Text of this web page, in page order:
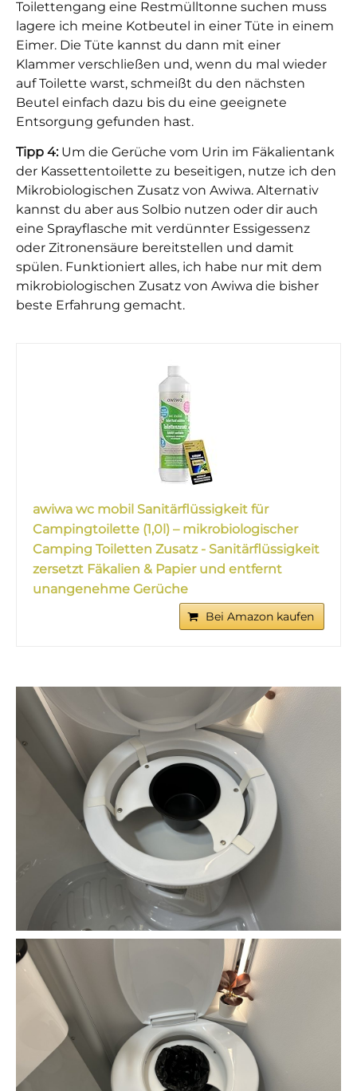
Toilettengang eine Restmülltonne suchen muss
lagere ich meine Kotbeutel in einer Tüte in einem
Eimer. Die Tüte kannst du dann mit einer
Klammer verschließen und, wenn du mal wieder
auf Toilette warst, schmeißt du den nächsten
Beutel einfach dazu bis du eine geeignete
Entsorgung gefunden hast.
Tipp 4:Um die Gerüche vom Urin im Fäkalientank
der Kassettentoilette zu beseitigen, nutze ich den
Mikrobiologischen Zusatz von Awiwa. Alternativ
kannst du aber aus Solbio nutzen oder dir auch
eine Sprayflasche mit verdünnter Essigessenz
oder Zitronensäure bereitstellen und damit
spülen. Funktioniert alles, ich habe nur mit dem
mikrobiologischen Zusatz von Awiwa die bisher
beste Erfahrung gemacht.
awiwa wc mobil Sanitärflüssigkeit für
Campingtoilette (1,0l) – mikrobiologischer
Camping Toiletten Zusatz - Sanitärflüssigkeit
zersetzt Fäkalien & Papier und entfernt
unangenehme Gerüche
Bei Amazon kaufen